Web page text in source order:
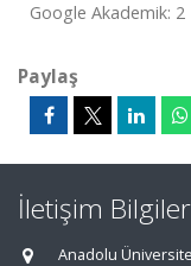
Google Akademik: 2
Paylaş
İletişim
Anadolu